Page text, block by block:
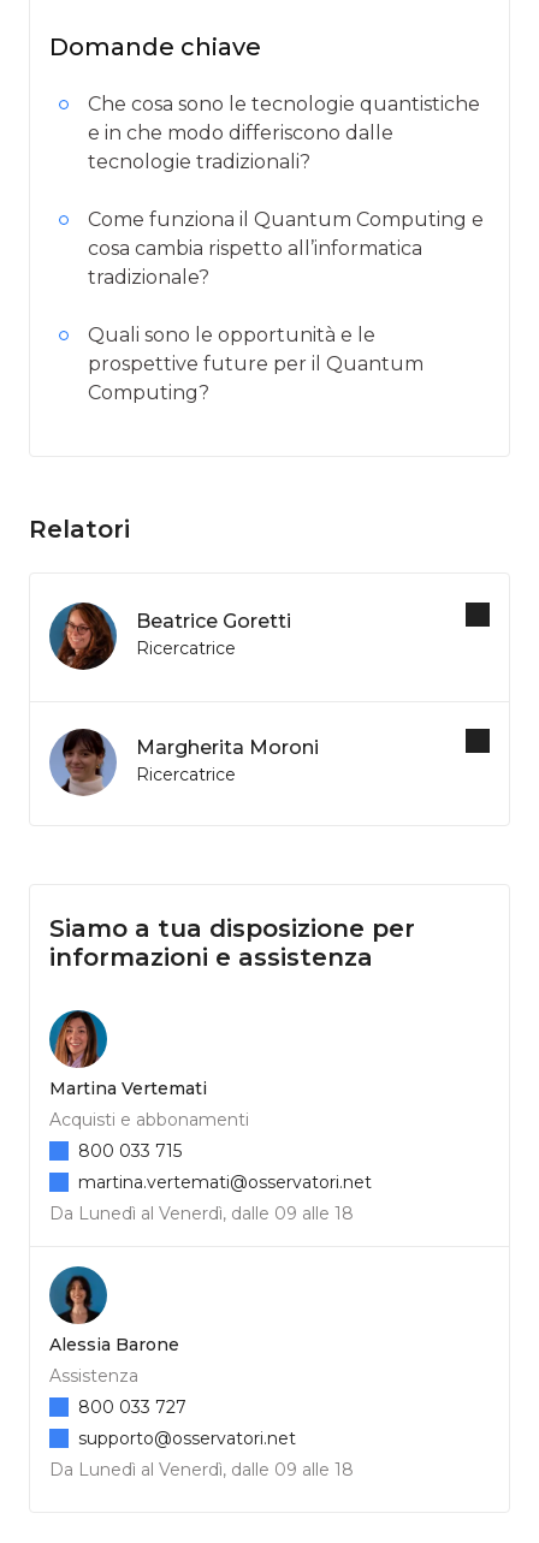
Domande chiave
Che cosa sono le tecnologie quantistiche
e in che modo differiscono dalle
tecnologie tradizionali?
Come funziona il Quantum Computing e
cosa cambia rispetto all’informatica
tradizionale?
Quali sono le opportunità e le
prospettive future per il Quantum
Computing?
Relatori
Beatrice Goretti
Ricercatrice
Margherita Moroni
Ricercatrice
Siamo a tua disposizione per
informazioni e assistenza
Martina Vertemati
Acquisti e abbonamenti
Da Lunedì al Venerdì, dalle 09 alle 18
800 033 715
martina.vertemati@osservatori.net
Alessia Barone
Assistenza
Da Lunedì al Venerdì, dalle 09 alle 18
800 033 727
supporto@osservatori.net